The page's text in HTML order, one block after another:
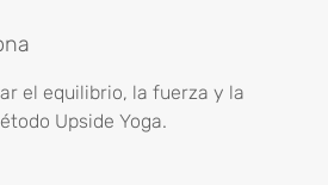
el equilibrio, la fuerza y la
Upside Yoga.